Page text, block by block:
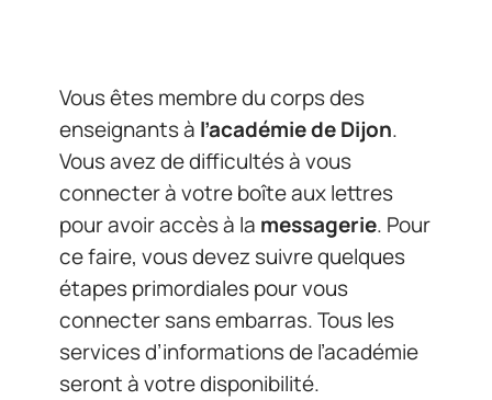
Vous êtes membre du corps des
enseignants à l’académie de Dijon.
Vous avez de difficultés à vous
connecter à votre boîte aux lettres
pour avoir accès à la messagerie. Pour
ce faire, vous devez suivre quelques
étapes primordiales pour vous
connecter sans embarras. Tous les
services d’informations de l’académie
seront à votre disponibilité.